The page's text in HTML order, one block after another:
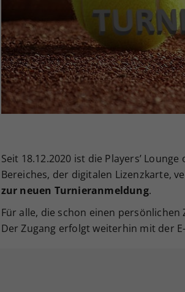
Seit 18.12.2020 ist die Players’
Bereiches, der digitalen Lizenzkarte,
zur neuen Turnieranmeldung.
Für alle, die schon einen
Der Zugang erfolgt weiterhin mit der